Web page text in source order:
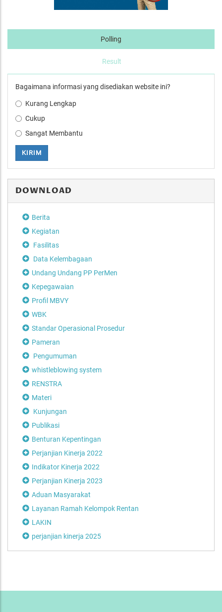
Polling
Result
Bagaimana informasi yang disediakan website ini?
Kurang Lengkap
Cukup
Sangat Membantu
KIRIM
DOWNLOAD
Berita
Kegiatan
Fasilitas
Data Kelembagaan
Undang Undang PP PerMen
Kepegawaian
Profil MBVY
WBK
Standar Operasional Prosedur
Pameran
Pengumuman
whistleblowing system
RENSTRA
Materi
Kunjungan
Publikasi
Benturan Kepentingan
Perjanjian Kinerja 2022
Indikator Kinerja 2022
Perjanjian Kinerja 2023
Aduan Masyarakat
Layanan Ramah Kelompok Rentan
LAKIN
perjanjian kinerja 2025